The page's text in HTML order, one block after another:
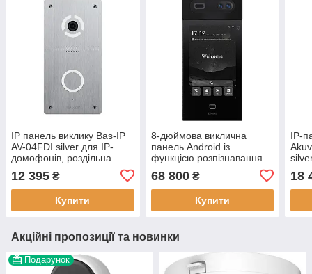
IP панель виклику Bas-IP
AV-04FDI silver для IP-
домофонів, роздільна
захисту IP65
12 395 ₴
Купити
8-дюймова виклична
панель Android із
функцією розпізнавання
обличчя Dnake S617, IP65,
2 МП камери
68 800₴
Купити
IP-
18
Акційні пропозиції та новинки
Подарунок